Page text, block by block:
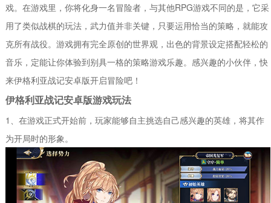
戏。在游戏里，你将化身一名冒险者，与其他RPG游戏不同的是，它采
用了类似战棋的玩法，武力值并非关键，只要运用恰当的策略，就能攻
克所有战役。游戏拥有完全原创的世界观，出色的背景设定搭配轻松的
音乐，定能让你体验到别具一格的策略游戏乐趣。感兴趣的小伙伴，快
来伊格利亚战记安卓版开启冒险吧！
伊格利亚战记安卓版游戏玩法
1、在游戏正式开始前，玩家能够自主挑选自己感兴趣的英雄，将其作
为开局时的形象。